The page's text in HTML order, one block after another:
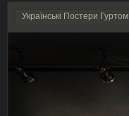
Українські Постери Гуртом